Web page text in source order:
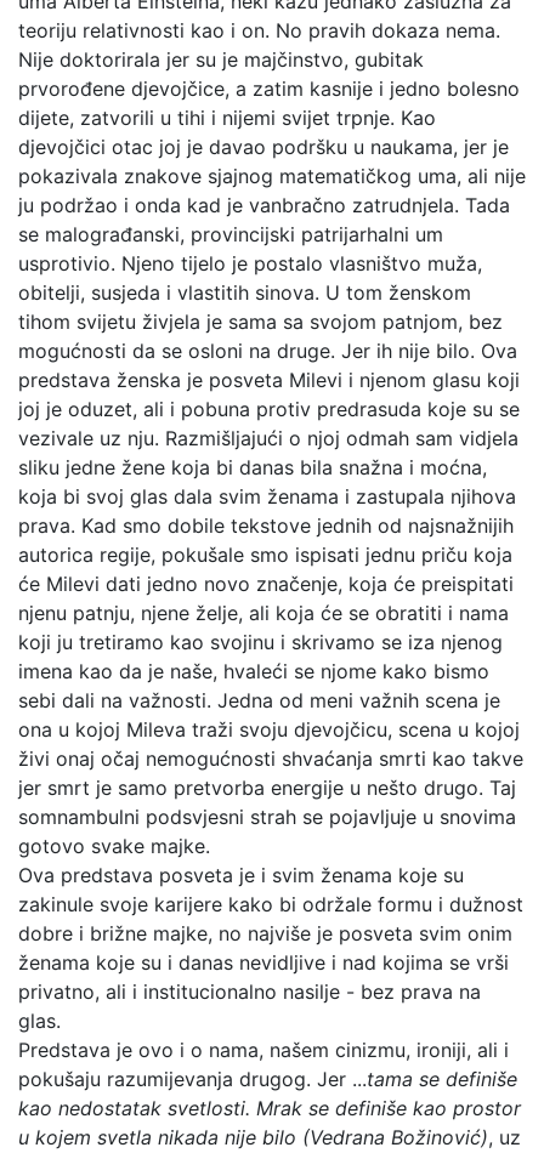
teoriju relativnosti kao i on. No pravih dokaza nema.
Nije doktorirala jer su je majčinstvo, gubitak
prvorođene djevojčice, a zatim kasnije i jedno bolesno
dijete, zatvorili u tihi i nijemi svijet trpnje. Kao
djevojčici otac joj je davao podršku u naukama, jer je
pokazivala znakove sjajnog matematičkog uma, ali nije
ju podržao i onda kad je vanbračno zatrudnjela. Tada
se malograđanski, provincijski patrijarhalni um
usprotivio. Njeno tijelo je postalo vlasništvo muža,
obitelji, susjeda i vlastitih sinova. U tom ženskom
tihom svijetu živjela je sama sa svojom patnjom, bez
mogućnosti da se osloni na druge. Jer ih nije bilo. Ova
predstava ženska je posveta Milevi i njenom glasu koji
joj je oduzet, ali i pobuna protiv predrasuda koje su se
vezivale uz nju. Razmišljajući o njoj odmah sam vidjela
sliku jedne žene koja bi danas bila snažna i moćna,
koja bi svoj glas dala svim ženama i zastupala njihova
prava. Kad smo dobile tekstove jednih od najsnažnijih
autorica regije, pokušale smo ispisati jednu priču koja
će Milevi dati jedno novo značenje, koja će preispitati
njenu patnju, njene želje, ali koja će se obratiti i nama
koji ju tretiramo kao svojinu i skrivamo se iza njenog
imena kao da je naše, hvaleći se njome kako bismo
sebi dali na važnosti. Jedna od meni važnih scena je
ona u kojoj Mileva traži svoju djevojčicu, scena u kojoj
živi onaj očaj nemogućnosti shvaćanja smrti kao takve
jer smrt je samo pretvorba energije u nešto drugo. Taj
somnambulni podsvjesni strah se pojavljuje u snovima
gotovo svake majke.
Ova predstava posveta je i svim ženama koje su
zakinule svoje karijere kako bi održale formu i dužnost
dobre i brižne majke, no najviše je posveta svim onim
ženama koje su i danas nevidljive i nad kojima se vrši
privatno, ali i institucionalno nasilje - bez prava na
glas.
Predstava je ovo i o nama, našem cinizmu, ironiji, ali i
pokušaju razumijevanja drugog. Jer ...tama se definiše
kao nedostatak svetlosti. Mrak se definiše kao prostor
u kojem svetla nikada nije bilo (Vedrana Božinović), uz